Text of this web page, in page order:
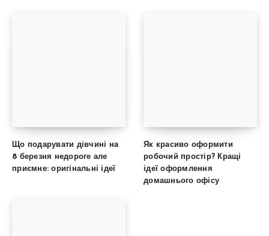
Що подарувати дівчині на
8 березня недороге але
приємне: оригінальні ідеї
Як красиво оформити
робочий простір? Кращі
ідеї оформлення
домашнього офісу